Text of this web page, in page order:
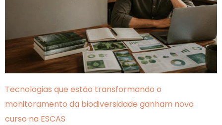
Tecnologias que estão transformando o
monitoramento da biodiversidade ganham novo
curso na ESCAS